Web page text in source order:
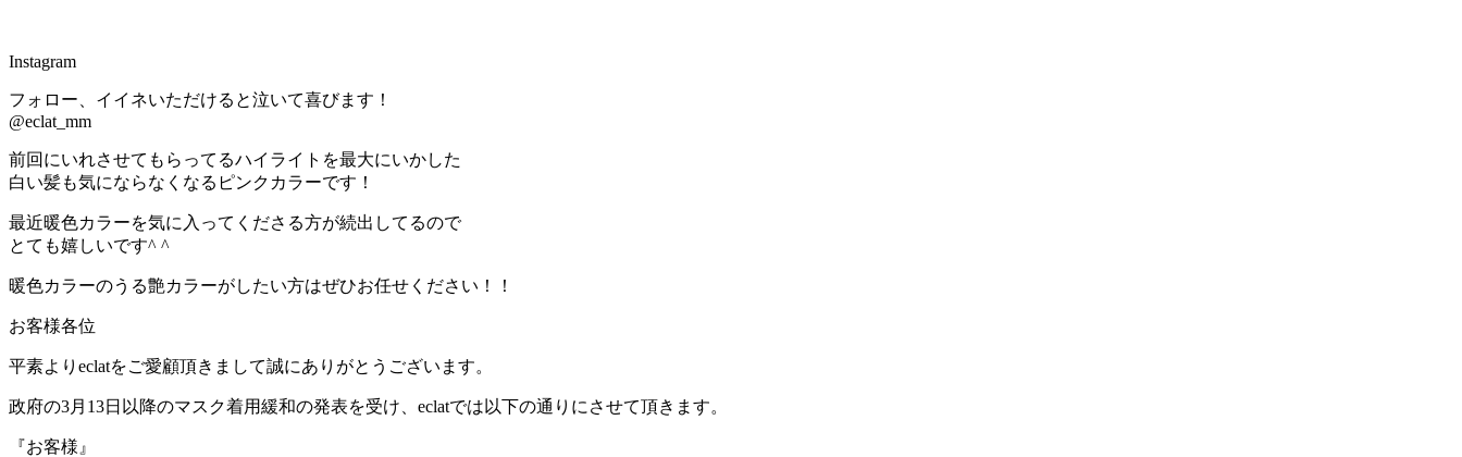
Instagram
フォロー、イイネいただけると泣いて喜びます！
@eclat_mm
前回にいれさせてもらってるハイライトを最大にいかした
白い髪も気にならなくなるピンクカラーです！
最近暖色カラーを気に入ってくださる方が続出してるので
とても嬉しいです^ ^
暖色カラーのうる艶カラーがしたい方はぜひお任せください！！
お客様各位
平素よりeclatをご愛顧頂きまして誠にありがとうございます。
政府の3月13日以降のマスク着用緩和の発表を受け、eclatでは以下の通りにさせて頂きます。
『お客様』